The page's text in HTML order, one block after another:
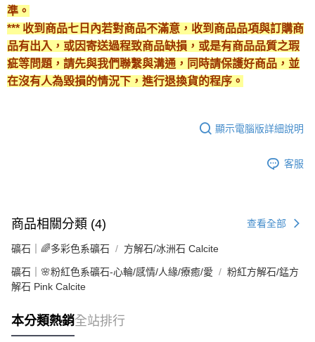
準。
*** 收到商品七日內若對商品不滿意，收到商品品項與訂購商
品有出入，或因寄送過程致商品缺損，或是有商品品質之瑕
疵等問題，請先與我們聯繫與溝通，同時請保護好商品，並
在沒有人為毀損的情況下，進行退換貨的程序。
顯示電腦版詳細說明
客服
商品相關分類 (4) 查看全部
礦石｜🌈多彩色系礦石 方解石/冰洲石 Calcite
礦石｜🌸粉紅色系礦石-心輪/感情/人緣/療癒/愛
粉紅方解石/錳方
解石 Pink Calcite
本分類熱銷全站排行